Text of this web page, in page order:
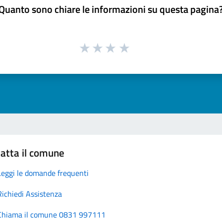
sono chiare le informazioni su questa
il comune
le domande frequenti
Assistenza
il comune 0831 997111